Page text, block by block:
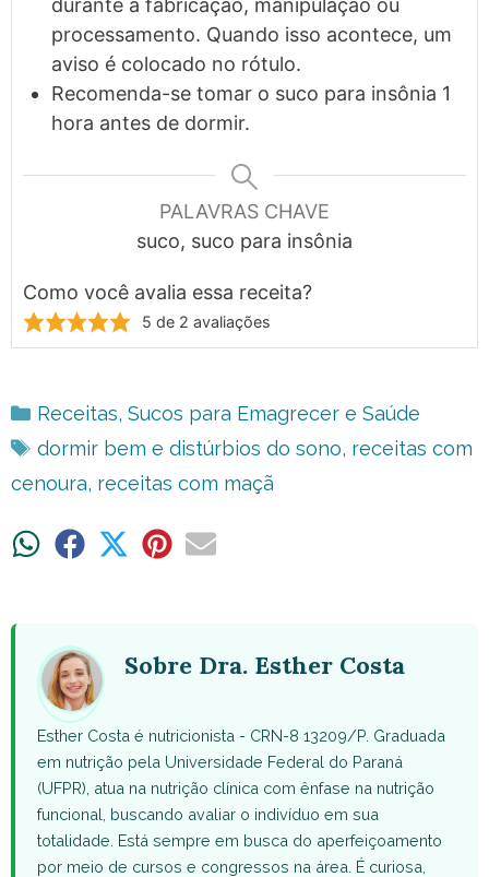
durante a fabricação, manipulação ou
processamento. Quando isso acontece, um
aviso é colocado no rótulo.
Recomenda-se tomar o suco para insônia 1
hora antes de dormir.
PALAVRAS CHAVE
suco, suco para insônia
Como você avalia essa receita?
5 de 2 avaliações
Categorias
Receitas, Sucos para Emagrecer e Saúde
Tags
dormir bem e distúrbios do sono, receitas com
cenoura, receitas com maçã
ShareShare ShareShareShare
Sobre Dra. Esther Costa
Esther Costa é nutricionista - CRN-8 13209/P. Graduada
em nutrição pela Universidade Federal do Paraná
(UFPR), atua na nutrição clínica com ênfase na nutrição
funcional, buscando avaliar o indivíduo em sua
totalidade. Está sempre em busca do aperfeiçoamento
por meio de cursos e congressos na área. É curiosa,